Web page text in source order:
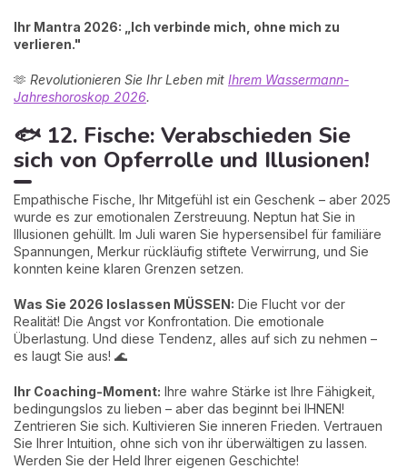
Ihr Mantra 2026: „Ich verbinde mich, ohne mich zu
verlieren."
🫶 Revolutionieren Sie Ihr Leben mit Ihrem Wassermann-
Jahreshoroskop 2026.
🐟 12. Fische: Verabschieden Sie
sich von Opferrolle und Illusionen!
Empathische Fische, Ihr Mitgefühl ist ein Geschenk – aber 2025
wurde es zur emotionalen Zerstreuung. Neptun hat Sie in
Illusionen gehüllt. Im Juli waren Sie hypersensibel für familiäre
Spannungen, Merkur rückläufig stiftete Verwirrung, und Sie
konnten keine klaren Grenzen setzen.
Was Sie 2026 loslassen MÜSSEN: Die Flucht vor der
Realität! Die Angst vor Konfrontation. Die emotionale
Überlastung. Und diese Tendenz, alles auf sich zu nehmen –
es laugt Sie aus! 🌊
Ihr Coaching-Moment: Ihre wahre Stärke ist Ihre Fähigkeit,
bedingungslos zu lieben – aber das beginnt bei IHNEN!
Zentrieren Sie sich. Kultivieren Sie inneren Frieden. Vertrauen
Sie Ihrer Intuition, ohne sich von ihr überwältigen zu lassen.
Werden Sie der Held Ihrer eigenen Geschichte!